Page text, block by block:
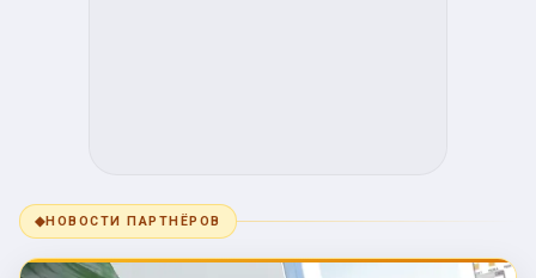
◆НОВОСТИ ПАРТНЁРОВ